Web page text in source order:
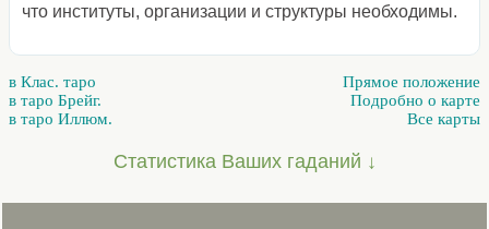
что институты, организации и структуры необходимы.
в Клас. таро
в таро Брейг.
в таро Иллюм.
Прямое положение
Подробно о карте
Все карты
Статистика Ваших гаданий ↓